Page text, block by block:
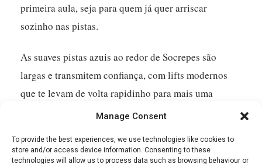
Manage Consent
To provide the best experiences, we use technologies like cookies to
store and/or access device information. Consenting to these
technologies will allow us to process data such as browsing behaviour or
primeira aula, seja para quem já quer arriscar
sozinho nas pistas.
As suaves pistas azuis ao redor de Socrepes são
largas e transmitem confiança, com lifts modernos
que te levam de volta rapidinho para mais uma
Veja por que Cortina é queridinha dos
Amplas áreas para iniciantes próximas à cidade